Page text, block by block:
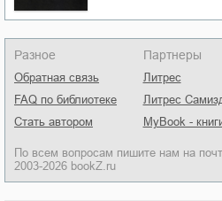
Разное
Обратная связь
FAQ по библиотеке
Стать автором
Партнеры
Литрес
Литрес
MyBook -
По всем вопросам пишите нам на
2003-2026 bookZ.ru